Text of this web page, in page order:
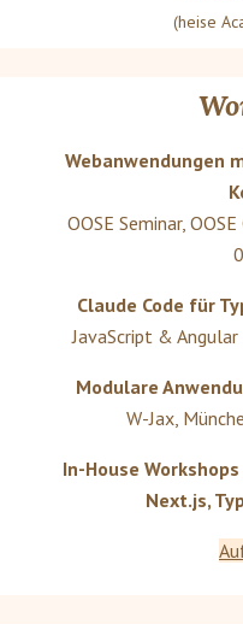
(heise
Webanwendungen
OOSE Seminar,
Claude Code für
JavaScript &
Modulare
W-Jax,
In-House
Next.js,